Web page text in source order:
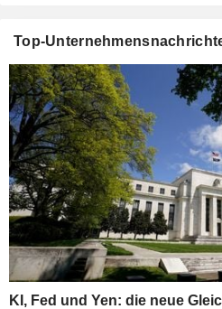
Top-
KI, Fed und Yen: die neue